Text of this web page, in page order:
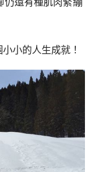
小的人生成就！